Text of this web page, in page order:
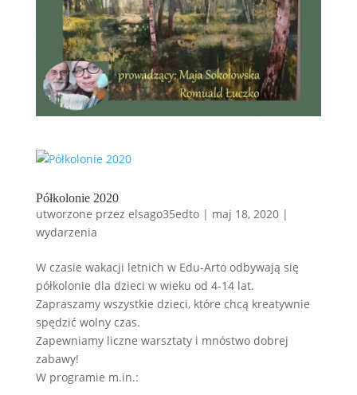
Półkolonie 2020
utworzone przez elsago35edto| maj 18, 2020|
wydarzenia
W czasie wakacji letnich w Edu-Arto odbywają się
półkolonie dla dzieci w wieku od 4-14 lat.
Zapraszamy wszystkie dzieci, które chcą kreatywnie
spędzić wolny czas.
Zapewniamy liczne warsztaty i mnóstwo dobrej
zabawy!
W programie m.in.: